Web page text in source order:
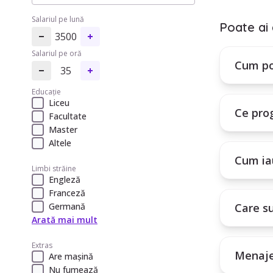
Salariul pe lună
3500
Salariul pe oră
35
Educație
Liceu
Facultate
Master
Altele
Limbi străine
Engleză
Franceză
Germană
Arată mai mult
Extras
Are mașină
Nu fumează
7. Care este
8.
10.
Plătești un
Poate ai
Cum
Ce
Cum
Care